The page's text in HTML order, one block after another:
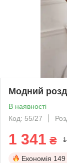
Модний
В наявності
Код: 55/27
1 341 ₴
Економія 149